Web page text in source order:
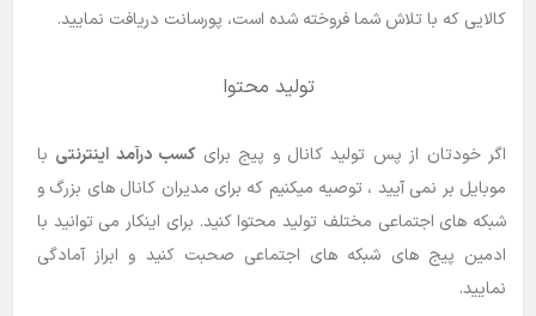
کالایی که با تلاش شما فروخته شده است، پورسانت دریافت نمایید.
تولید محتوا
اگر خودتان از پس تولید کانال و پیج برایکسب درآمد اینترنتی با
موبایل بر نمی آیید ، توصیه میکنیم که برای مدیران کانال های بزرگ و
شبکه های اجتماعی مختلف تولید محتوا کنید. برای اینکار می توانید با
ادمین پیج های شبکه های اجتماعی صحبت کنید و ابراز آمادگی
نمایید.